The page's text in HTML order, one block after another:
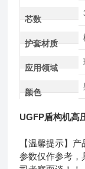
芯数
护套材质
应用领域
颜色
UGFP盾构机高
【温馨提示】
参数仅作参考，